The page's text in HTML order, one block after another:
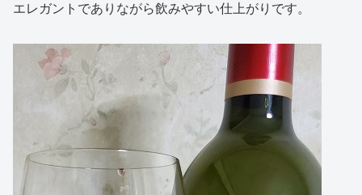
エレガントでありながら飲みやすい仕上がりです。